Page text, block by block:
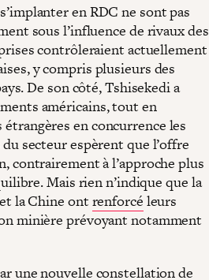
en RDC ne sont pas
sous l’influence de rivaux des
contrôleraient actuellement
y compris plusieurs des
De son côté, Tshisekedi a
américains, tout en
en concurrence les
secteur espèrent que l’offre
contrairement à l’approche plus
Mais rien n’indique que la
la Chine ontrenforcé leurs
minière prévoyant notamment
une nouvelle constellation de